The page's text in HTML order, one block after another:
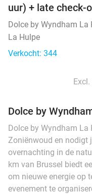
uur) + late check-
Dolce by Wyndham La
La Hulpe
Verkocht: 344
Dolce by
Dolce by Wyndham
Zoniënwoud en nodigt
overnachting in de
km van Brussel biedt
om nieuwe energie op
evenement te